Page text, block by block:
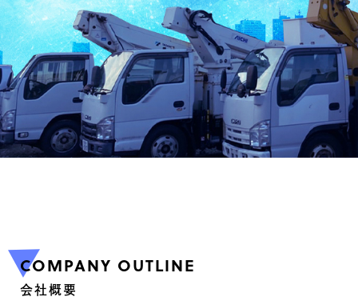
COMPANY OUTLINE
会社概要